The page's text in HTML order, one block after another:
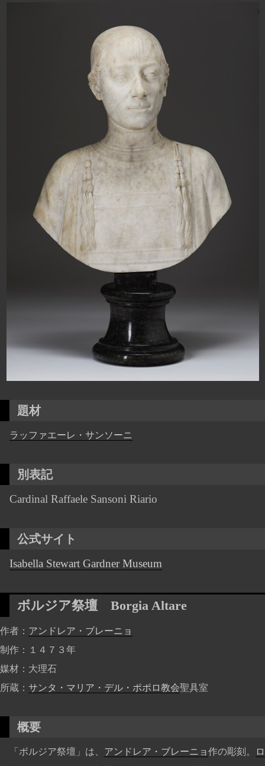
題材
ラッファエーレ・サンソーニ
別表記
Cardinal Raffaele Sansoni Riario
公式サイト
Isabella Stewart Gardner Museum
ボルジア祭壇 Borgia Altare
作者
アンドレア・ブレーニョ
制作
１４７３年
媒材
大理石
所蔵
サンタ・マリア・デル・ポポロ教会聖具室
概要
「ボルジア祭壇」は、 アンドレア・ブレーニョ作の彫刻。
ロ